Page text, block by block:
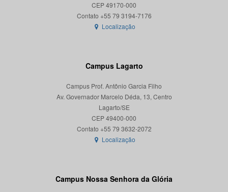
CEP 49170-000
Localização
Campus Lagarto
Campus Prof. Antônio Garcia Filho
Av. Governador Marcelo Déda, 13, Centro
Lagarto/SE
CEP 49400-000
Localização
Campus Nossa Senhora da Glória